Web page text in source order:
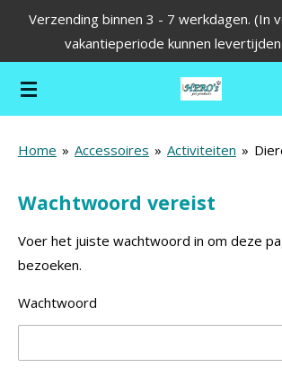
de
hoofdinhoud
Verzending binnen 3 - 7 werkdagen. (In
vakantieperiode kunnen
Home » Accessoires » Activiteiten »
Wachtwoord vereist
Voer het juiste wachtwoord in om deze
bezoeken.
Wachtwoord